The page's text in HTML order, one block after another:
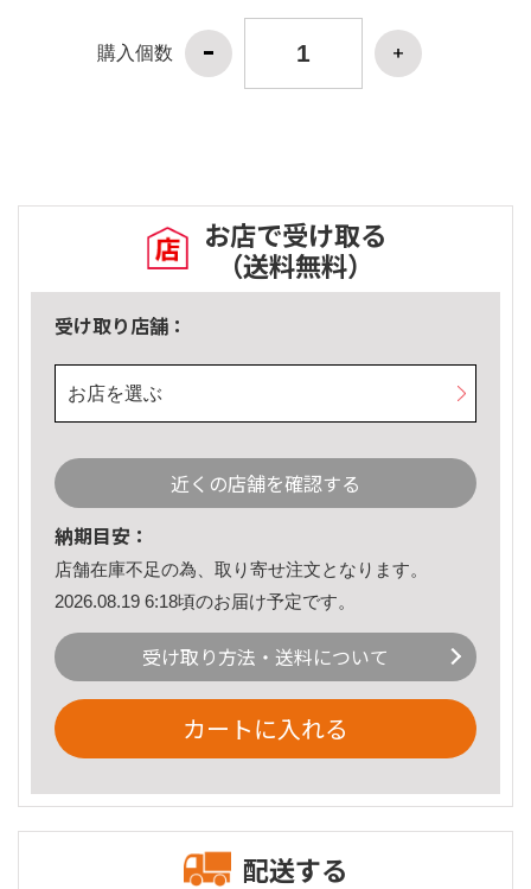
購入個数
お店で受け取る
（送料無料）
受け取り店舗：
お店を選ぶ
近くの店舗を確認する
納期目安：
店舗在庫不足の為、取り寄せ注文となります。
2026.08.19 6:18頃のお届け予定です。
受け取り方法・送料について
カートに入れる
配送する